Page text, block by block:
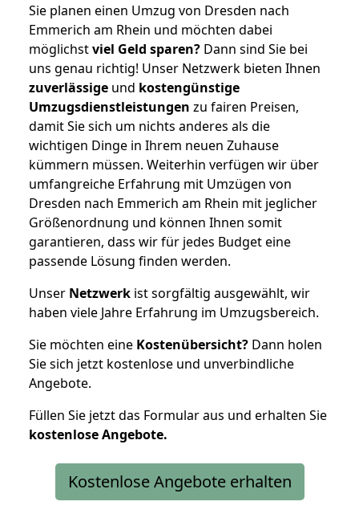
Sie planen einen Umzug von Dresden nach
Emmerich am Rhein und möchten dabei
möglichstviel Geld sparen? Dann sind Sie bei
uns genau richtig! Unser Netzwerk bieten Ihnen
zuverlässige und kostengünstige
Umzugsdienstleistungen zu fairen Preisen,
damit Sie sich um nichts anderes als die
wichtigen Dinge in Ihrem neuen Zuhause
kümmern müssen. Weiterhin verfügen wir über
umfangreiche Erfahrung mit Umzügen von
Dresden nach Emmerich am Rhein mit jeglicher
Größenordnung und können Ihnen somit
garantieren, dass wir für jedes Budget eine
passende Lösung finden werden.
Unser Netzwerk ist sorgfältig ausgewählt, wir
haben viele Jahre Erfahrung im Umzugsbereich.
Sie möchten eine Kostenübersicht? Dann holen
Sie sich jetzt kostenlose und unverbindliche
Angebote.
Füllen Sie jetzt das Formular aus und erhalten Sie
kostenloseAngebote.
Kostenlose Angebote erhalten